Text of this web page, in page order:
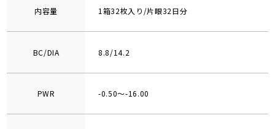
内容量 1箱32枚入り/片眼32日分
BC/DIA 8.8/14.2
PWR -0.50～-16.00